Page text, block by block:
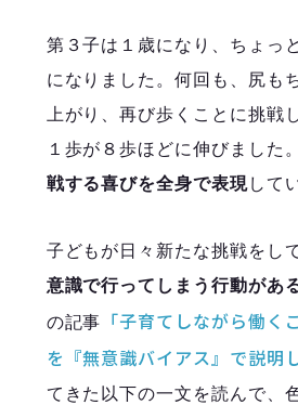
第３子は１歳になり、ちょっ
になりました。何回も、尻も
上がり、再び歩くことに挑戦
１歩が８歩ほどに伸びました。
戦する喜びを全身で表現して
子どもが日々新たな挑戦をし
意識で行ってしまう行動があ
の記事
「子育てしながら働く
を『無意識バイアス』で説明
てきた以下の一文を読んで、